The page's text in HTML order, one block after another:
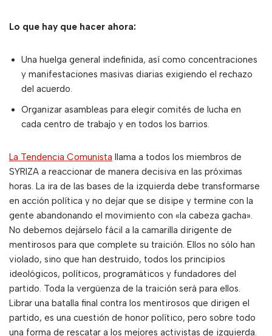
Lo que hay que hacer ahora:
Una huelga general indefinida, así como concentraciones
y manifestaciones masivas diarias exigiendo el rechazo
del acuerdo.
Organizar asambleas para elegir comités de lucha en
cada centro de trabajo y en todos los barrios.
La Tendencia Comunista llama a todos los miembros de
SYRIZA a reaccionar de manera decisiva en las próximas
horas. La ira de las bases de la izquierda debe transformarse
en acción política y no dejar que se disipe y termine con la
gente abandonando el movimiento con «la cabeza gacha».
No debemos dejárselo fácil a la camarilla dirigente de
mentirosos para que complete su traición. Ellos no sólo han
violado, sino que han destruido, todos los principios
ideológicos, políticos, programáticos y fundadores del
partido. Toda la vergüenza de la traición será para ellos.
Librar una batalla final contra los mentirosos que dirigen el
partido, es una cuestión de honor político, pero sobre todo
una forma de rescatar a los mejores activistas de izquierda.